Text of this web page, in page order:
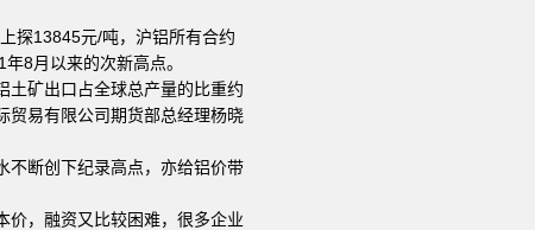
探13845元/吨，沪铝所有合约
8月以来的次新高点。
土矿出口占全球总产量的比重约
贸易有限公司期货部总经理杨晓
不断创下纪录高点，亦给铝价带
价，融资又比较困难，很多企业